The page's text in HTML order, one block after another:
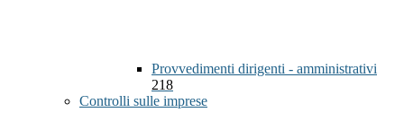
Provvedimenti dirigenti - amministrativi
218
Controlli sulle imprese